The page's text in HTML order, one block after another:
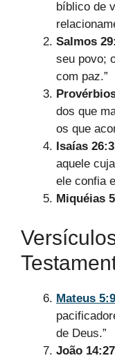
bíblico de
Salmos
seu povo;
com paz.”
dos que
os que
Isaías 26:3
aquele
ele confia
Miquéias
Mateus 5:9
de Deus.”
João 14:27